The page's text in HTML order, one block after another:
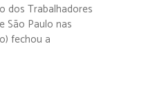
dos Trabalhadores
São Paulo nas
fechou a